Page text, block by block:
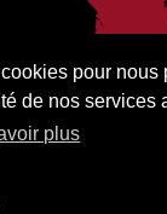
pour nous
de nos services
plus